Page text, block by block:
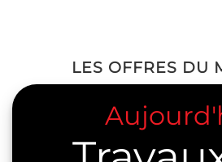
LES OFFRES DU